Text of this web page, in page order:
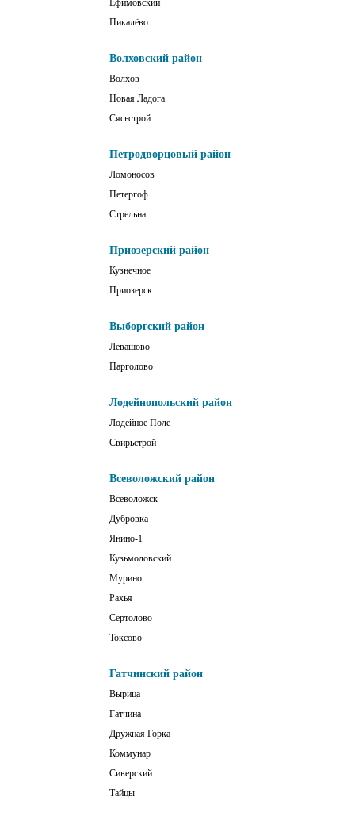
Пикалёво
Волховский район
Волхов
Новая Ладога
Сясьстрой
Петродворцовый район
Ломоносов
Петергоф
Стрельна
Приозерский район
Кузнечное
Приозерск
Выборгский район
Левашово
Парголово
Лодейнопольский район
Лодейное Поле
Свирьстрой
Всеволожский район
Всеволожск
Дубровка
Янино-1
Кузьмоловский
Мурино
Рахья
Сертолово
Токсово
Гатчинский район
Вырица
Гатчина
Дружная Горка
Коммунар
Сиверский
Тайцы